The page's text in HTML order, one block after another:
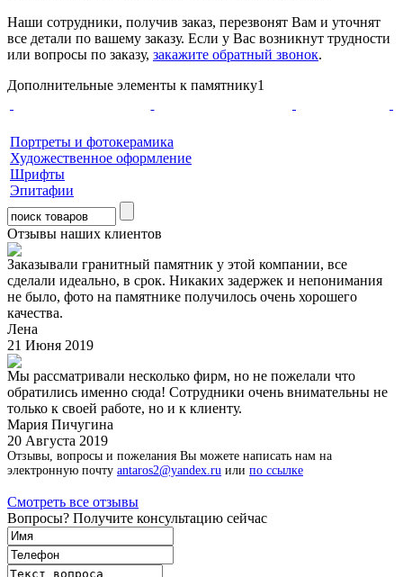
Наши сотрудники, получив заказ, перезвонят Вам и уточнят
все детали по вашему заказу. Если у Вас возникнут трудности
или вопросы по заказу, закажите обратный звонок.
Дополнительные элементы к памятнику1
Портреты и фотокерамика
Художественное оформление
Шрифты
Эпитафии
Отзывы наших клиентов
Заказывали гранитный памятник у этой компании, все
сделали идеально, в срок. Никаких задержек и непонимания
не было, фото на памятнике получилось очень хорошего
качества.
Лена
21 Июня 2019
Мы рассматривали несколько фирм, но не пожелали что
обратились именно сюда! Сотрудники очень внимательны не
только к своей работе, но и к клиенту.
Мария Пичугина
20 Августа 2019
Отзывы, вопросы и пожелания Вы можете написать нам на
электронную почту antaros2@yandex.ru или по ссылке
Смотреть все отзывы
Вопросы? Получите консультацию сейчас